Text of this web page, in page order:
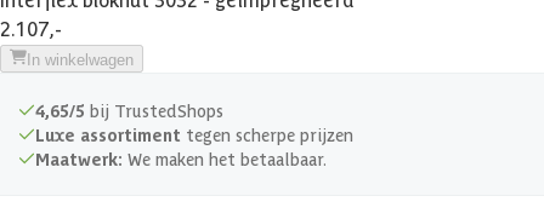
Meerdere maten beschikbaar
Veranda
Afmetingen deur
2.107,-
In winkelwagen
4,65/5 bij TrustedShops
Luxe assortiment tegen scherpe prijzen
Maatwerk: We maken het betaalbaar.